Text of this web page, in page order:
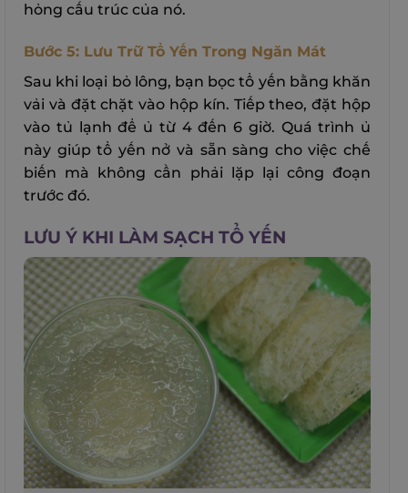
hỏng cấu trúc của nó.
Bước 5: Lưu Trữ Tổ Yến Trong Ngăn Mát
Sau khi loại bỏ lông, bạn bọc tổ yến bằng khăn
vải và đặt chặt vào hộp kín. Tiếp theo, đặt hộp
vào tủ lạnh để ủ từ 4 đến 6 giờ. Quá trình ủ
này giúp tổ yến nở và sẵn sàng cho việc chế
biến mà không cần phải lặp lại công đoạn
trước đó.
LƯU Ý KHI LÀM SẠCH TỔ YẾN